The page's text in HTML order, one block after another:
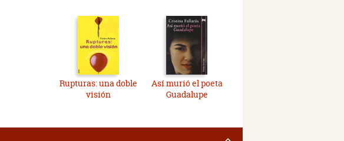
Rupturas: una doble
visión
Así murió el poeta
Guadalupe